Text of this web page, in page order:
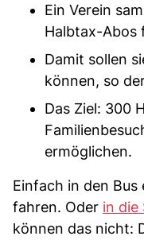
Ein Verein
Halbtax-Abos
Damit sollen
können, so
Das Ziel: 300
ermöglichen.
Einfach in den
fahren. Oder in die
können das nicht: